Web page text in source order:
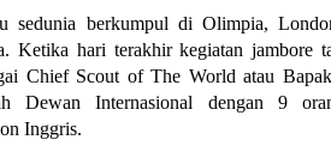
sedunia berkumpul di Olimpia,
Ketika hari terakhir kegiatan jambore
Chief Scout of The World atau
Dewan Internasional dengan 9
Inggris.